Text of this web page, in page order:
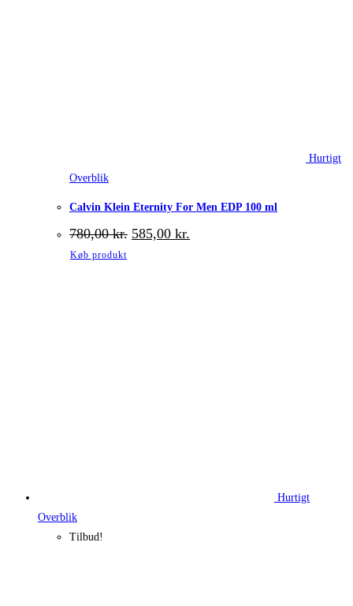
Hurtigt
Overblik
Calvin Klein Eternity For Men EDP 100 ml
780,00kr. Den
oprindelige
585,00 kr.
aktuelle
Køb produkt
Hurtigt
Overblik
Tilbud!